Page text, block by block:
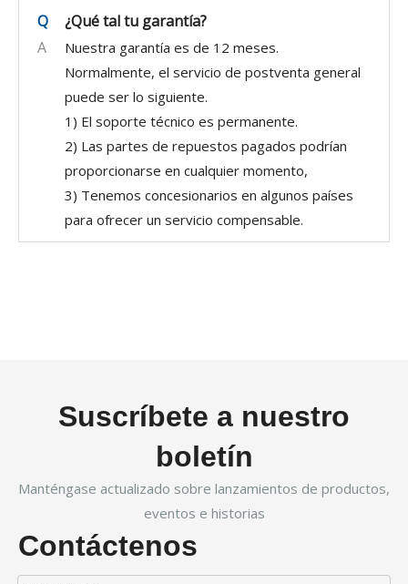
Q
¿Qué tal tu garantía?
A
Nuestra garantía es de 12 meses.
Normalmente, el servicio de postventa general
puede ser lo siguiente.
1) El soporte técnico es permanente.
2) Las partes de repuestos pagados podrían
proporcionarse en cualquier momento,
3) Tenemos concesionarios en algunos países
para ofrecer un servicio compensable.
Suscríbete a nuestro
boletín
Manténgase actualizado sobre lanzamientos de productos,
eventos e historias
Contáctenos